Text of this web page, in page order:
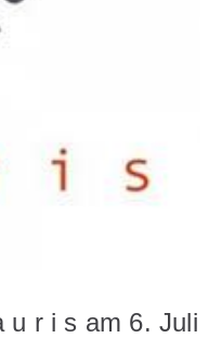
u r i s am 6. Juli